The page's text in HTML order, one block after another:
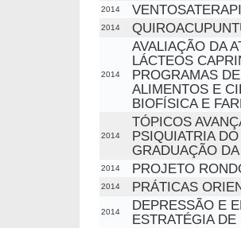
2014
2014
2014
AVALIAÇÃO DA
LÁCTEOS
PROGRAMAS
ALIMENTOS E
BIOFÍSICA E
2014
TÓPICOS
PSIQUIATRIA
GRADUAÇÃO
2014 PROJETO
2014 PRÁTICAS
2014
DEPRESSÃO E
ESTRATÉGIA